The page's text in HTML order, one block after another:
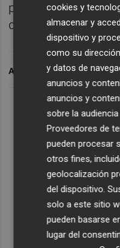
por determinados
donde está Vox.
ARCHIVADO EN
cookies y
almacenar y
dispositivo y
como su
y datos de
anuncios y
anuncios y
sobre la
Proveedores de
pueden procesar
otros fines,
geolocalización
del dispositivo.
solo a este sitio
pueden basarse
lugar del